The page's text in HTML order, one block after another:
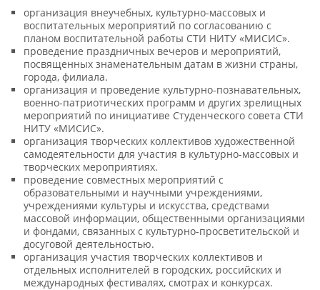
организация внеучебных, культурно-массовых и
воспитательных мероприятий по согласованию с
планом воспитательной работы СТИ НИТУ «МИСИС».
проведение праздничных вечеров и мероприятий,
посвященных знаменательным датам в жизни страны,
города, филиала.
организация и проведение культурно-познавательных,
военно-патриотических программ и других зрелищных
мероприятий по инициативе Студенческого совета СТИ
НИТУ «МИСИС».
организация творческих коллективов художественной
самодеятельности для участия в культурно-массовых и
творческих мероприятиях.
проведение совместных мероприятий с
образовательными и научными учреждениями,
учреждениями культуры и искусства, средствами
массовой информации, общественными организациями
и фондами, связанных с культурно-просветительской и
досуговой деятельностью.
организация участия творческих коллективов и
отдельных исполнителей в городских, российских и
международных фестивалях, смотрах и конкурсах.